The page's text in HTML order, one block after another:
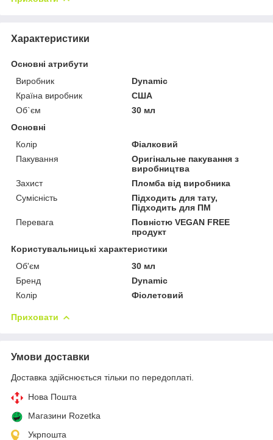
Характеристики
Основні атрибути
Виробник
Dynamic
Країна виробник
США
Об`єм
30 мл
Основні
Колір
Фіалковий
Пакування
Оригінальне пакування з
виробництва
Захист
Пломба від виробника
Сумісність
Підходить для тату,
Підходить для ПМ
Перевага
Повністю VEGAN FREE
продукт
Користувальницькі характеристики
Об'єм
30 мл
Бренд
Dynamic
Колір
Фіолетовий
Приховати
Умови доставки
Доставка здійснюється тільки по передоплаті.
Нова Пошта
Магазини Rozetka
Укрпошта